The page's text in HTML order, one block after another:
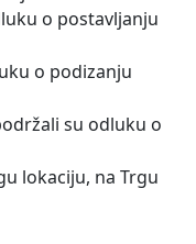
o postavljanju
o podizanju
su odluku o
lokaciju, na Trgu